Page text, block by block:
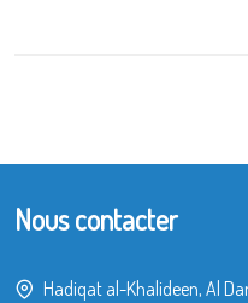
Nous contacter
Hadiqat al-Khalideen, Al